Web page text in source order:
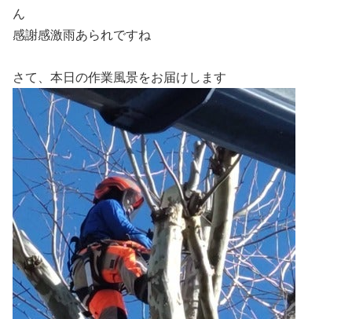
ん
感謝感激雨あられですね
さて、本日の作業風景をお届けします